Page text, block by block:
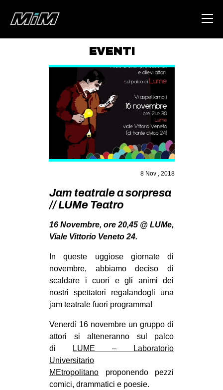
ABOUT
AREA
DEGENERAZIONE
GAZA FREESTYLE
CSOA LAMBRETTA
STUDENTI TSUNAMI
ZAM
MILANO
SPAZI
SPORT POPOLARE
MOVIMENTI
ANTIFASCISMO
DIRITTO ALL’ABITARE
MIGRAZIONI
EVENTI
8 Nov , 2018
Jam teatrale a sorpresa
// LUMe Teatro
16 Novembre, ore 20,45 @ LUMe,
Viale Vittorio Veneto 24.
In queste uggiose giornate di
novembre, abbiamo deciso di
scaldare i cuori e gli animi dei
nostri spettatori regalandogli una
jam teatrale fuori programma!
Venerdì 16 novembre un gruppo di
attori si alteneranno sul palco
di
LUME – Laboratorio
Universitario
MEtropolitano proponendo pezzi
comici, drammatici e poesie.